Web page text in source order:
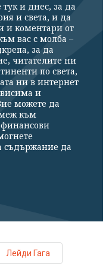
и днес, за да
и света, и да
и коментари от
вас с молба –
за да
читателите ни
по света,
ни в интернет
и
можете да
към
съдържание да
Лейди Гага